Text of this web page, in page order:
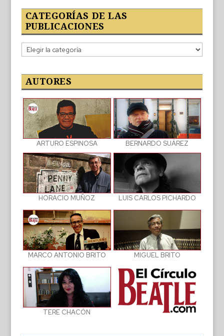
CATEGORÍAS DE LAS
PUBLICACIONES
Categorías
de
publicaciones
AUTORES
ARTURO ESPINOSA BERNARDO SUÁREZ
HORACIO MUÑOZ LUIS CARLOS PICHARDO
MARCO ANTONIO BRITO MIGUEL BRITO
TERE CHACÓN